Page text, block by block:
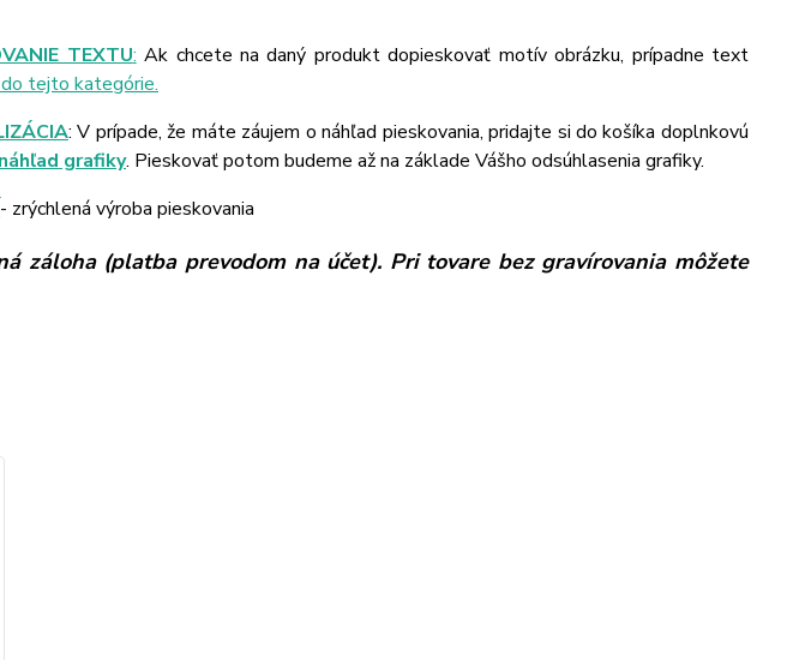
TEXTU: Ak chcete na daný produkt dopieskovať motív obrázku, prípadne text
tejto kategórie.
: V prípade, že máte záujem o náhľad pieskovania, pridajte si do košíka doplnkovú
grafiky. Pieskovať potom budeme až na základe Vášho odsúhlasenia grafiky.
- zrýchlená výroba pieskovania
záloha (platba prevodom na účet). Pri tovare bez gravírovania môžete